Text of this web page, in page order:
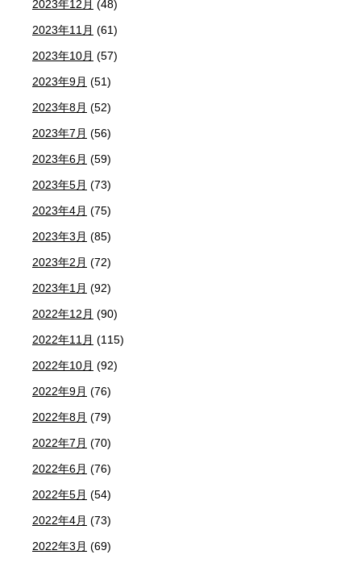
2023年12月 (48)
2023年11月 (61)
2023年10月 (57)
2023年9月 (51)
2023年8月 (52)
2023年7月 (56)
2023年6月 (59)
2023年5月 (73)
2023年4月 (75)
2023年3月 (85)
2023年2月 (72)
2023年1月 (92)
2022年12月 (90)
2022年11月 (115)
2022年10月 (92)
2022年9月 (76)
2022年8月 (79)
2022年7月 (70)
2022年6月 (76)
2022年5月 (54)
2022年4月 (73)
2022年3月 (69)